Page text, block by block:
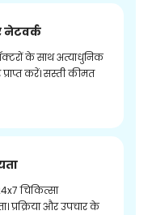
नेटवर्क
के साथ अत्याधुनिक
करें। सस्ती कीमत
चिकित्सा
प्रक्रिया और उपचार के